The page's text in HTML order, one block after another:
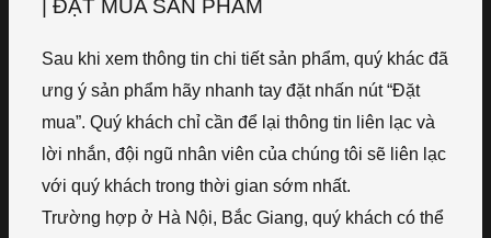
| ĐẶT MUA SẢN PHẨM
Sau khi xem thông tin chi tiết sản phẩm, quý khác đã
ưng ý sản phẩm hãy nhanh tay đặt nhấn nút “Đặt
mua”. Quý khách chỉ cần để lại thông tin liên lạc và
lời nhắn, đội ngũ nhân viên của chúng tôi sẽ liên lạc
với quý khách trong thời gian sớm nhất.
Trường hợp ở Hà Nội, Bắc Giang, quý khách có thể